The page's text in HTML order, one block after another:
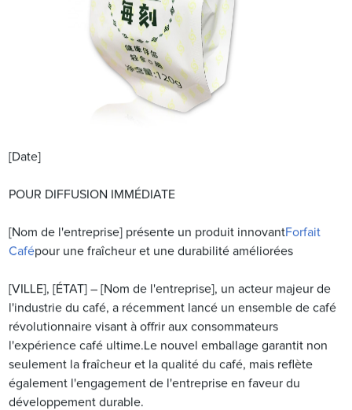
[Date]
POUR DIFFUSION IMMÉDIATE
[Nom de l'entreprise] présente un produit innovantForfait
Cafépour une fraîcheur et une durabilité améliorées
[VILLE], [ÉTAT] – [Nom de l'entreprise], un acteur majeur de
l'industrie du café, a récemment lancé un ensemble de café
révolutionnaire visant à offrir aux consommateurs
l'expérience café ultime.Le nouvel emballage garantit non
seulement la fraîcheur et la qualité du café, mais reflète
également l'engagement de l'entreprise en faveur du
développement durable.